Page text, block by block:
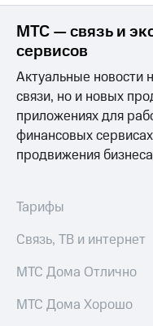
секретарь
Раскрытие
информации
Информация
акционерам
Документы
ПАО
"МТС"
Собрания
акционеров
капитал
и
Рынок
МТС — связь и
сервисов
Актуальные новости
связи, но и новых
приложениях для
финансовых
продвижения
Тарифы
Связь, ТВ и интернет
МТС Дома Отлично
МТС Дома Хорошо